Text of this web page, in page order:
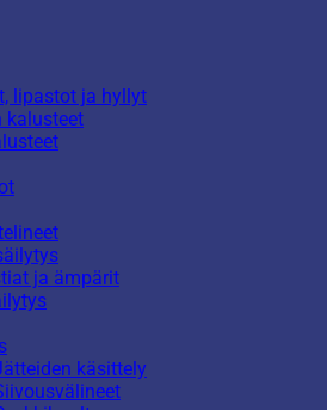
lipastot ja hyllyt
kalusteet
ja ämpärit
käsittely